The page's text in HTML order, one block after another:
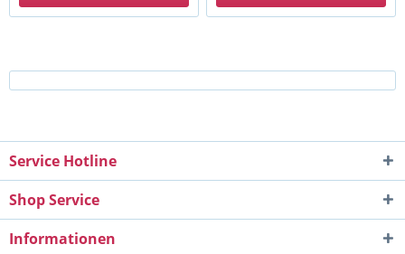
Service Hotline
Shop Service
Informationen